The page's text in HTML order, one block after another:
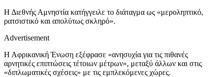
Η Διεθνής Αμνηστία κατήγγειλε το διάταγμα ως «μεροληπτικό,
ρατσιστικό και απολύτως σκληρό».
Advertisement
Η Αφρικανική Ένωση εξέφρασε «ανησυχία για τις πιθανές
αρνητικές επιπτώσεις τέτοιων μέτρων», μεταξύ άλλων και στις
«διπλωματικές σχέσεις» με τις εμπλεκόμενες χώρες.